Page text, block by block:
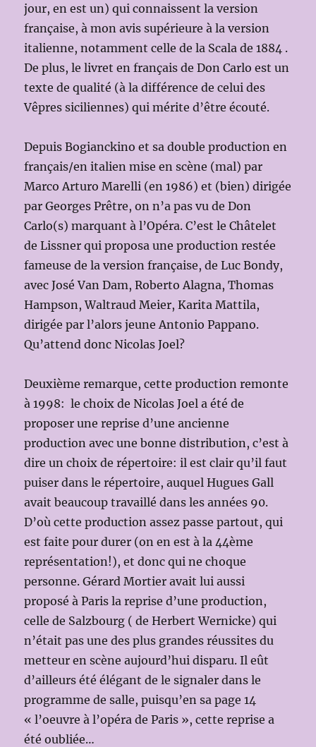
jour, en est un) qui connaissent la version
française, à mon avis supérieure à la version
italienne, notamment celle de la Scala de 1884 .
De plus, le livret en français de Don Carlo est un
texte de qualité (à la différence de celui des
Vêpres siciliennes) qui mérite d’être écouté.
Depuis Bogianckino et sa double production en
français/en italien mise en scène (mal) par
Marco Arturo Marelli (en 1986) et (bien) dirigée
par Georges Prêtre, on n’a pas vu de Don
Carlo(s) marquant à l’Opéra. C’est le Châtelet
de Lissner qui proposa une production restée
fameuse de la version française, de Luc Bondy,
avec José Van Dam, Roberto Alagna, Thomas
Hampson, Waltraud Meier, Karita Mattila,
dirigée par l’alors jeune Antonio Pappano.
Qu’attend donc Nicolas Joel?
Deuxième remarque, cette production remonte
à 1998: le choix de Nicolas Joel a été de
proposer une reprise d’une ancienne
production avec une bonne distribution, c’est à
dire un choix de répertoire: il est clair qu’il faut
puiser dans le répertoire, auquel Hugues Gall
avait beaucoup travaillé dans les années 90.
D’où cette production assez passe partout, qui
est faite pour durer (on en est à la 44ème
représentation!), et donc qui ne choque
personne. Gérard Mortier avait lui aussi
proposé à Paris la reprise d’une production,
celle de Salzbourg ( de Herbert Wernicke) qui
n’était pas une des plus grandes réussites du
metteur en scène aujourd’hui disparu. Il eût
d’ailleurs été élégant de le signaler dans le
programme de salle, puisqu’en sa page 14
« l’oeuvre à l’opéra de Paris », cette reprise a
été oubliée…